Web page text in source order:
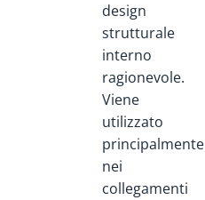
design
strutturale
interno
ragionevole.
Viene
utilizzato
principalmente
nei
collegamenti